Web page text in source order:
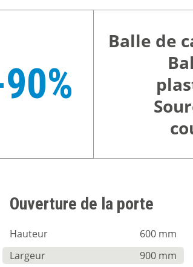
Balle de
Ouverture de la porte
Hauteur
600 mm
Largeur
900 mm